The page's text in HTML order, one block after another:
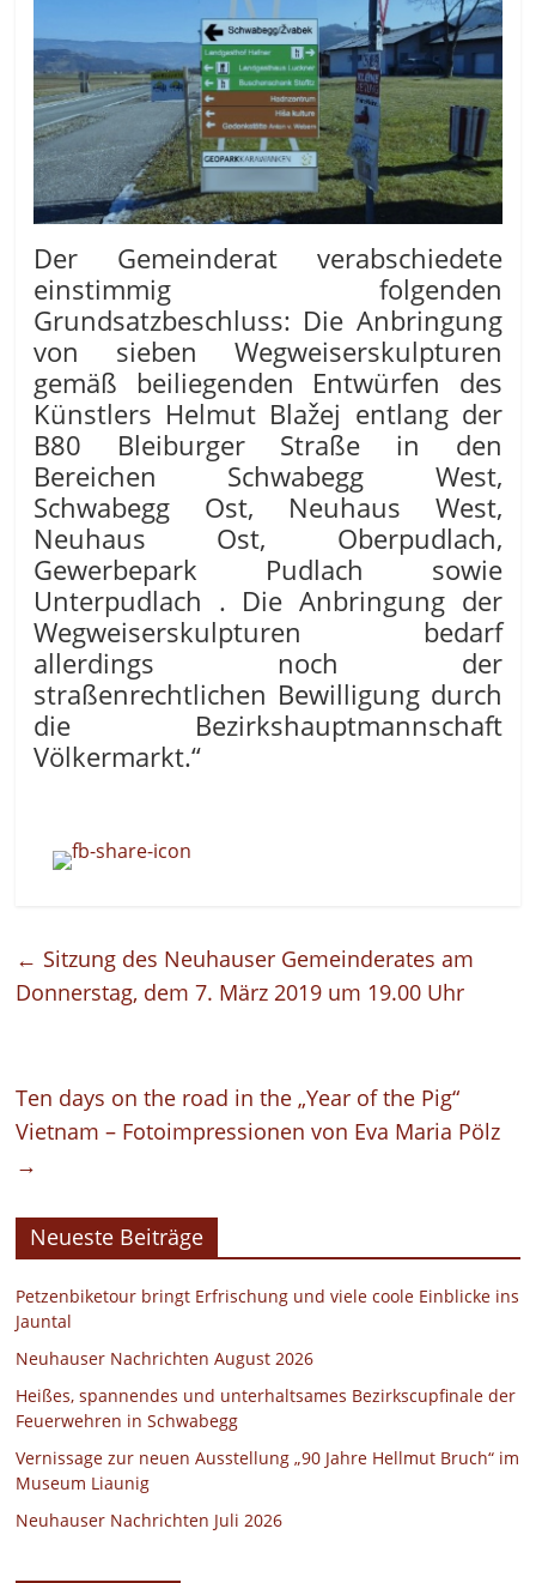
Der Gemeinderat verabschiedete
einstimmig folgenden
Grundsatzbeschluss: Die Anbringung
von sieben Wegweiserskulpturen
gemäß beiliegenden Entwürfen des
Künstlers Helmut Blažej entlang der
B80 Bleiburger Straße in den
Bereichen Schwabegg West,
Schwabegg Ost, Neuhaus West,
Neuhaus Ost, Oberpudlach,
Gewerbepark Pudlach sowie
Unterpudlach . Die Anbringung der
Wegweiserskulpturen bedarf
allerdings noch der
straßenrechtlichen Bewilligung durch
die Bezirkshauptmannschaft
Völkermarkt.“
← Sitzung des Neuhauser Gemeinderates am
Donnerstag, dem 7. März 2019 um 19.00 Uhr
Ten days on the road in the „Year of the Pig“
Vietnam – Fotoimpressionen von Eva Maria Pölz
→
Neueste Beiträge
Petzenbiketour bringt Erfrischung und viele coole Einblicke ins
Jauntal
Neuhauser Nachrichten August 2026
Heißes, spannendes und unterhaltsames Bezirkscupfinale der
Feuerwehren in Schwabegg
Vernissage zur neuen Ausstellung „90 Jahre Hellmut Bruch“ im
Museum Liaunig
Neuhauser Nachrichten Juli 2026